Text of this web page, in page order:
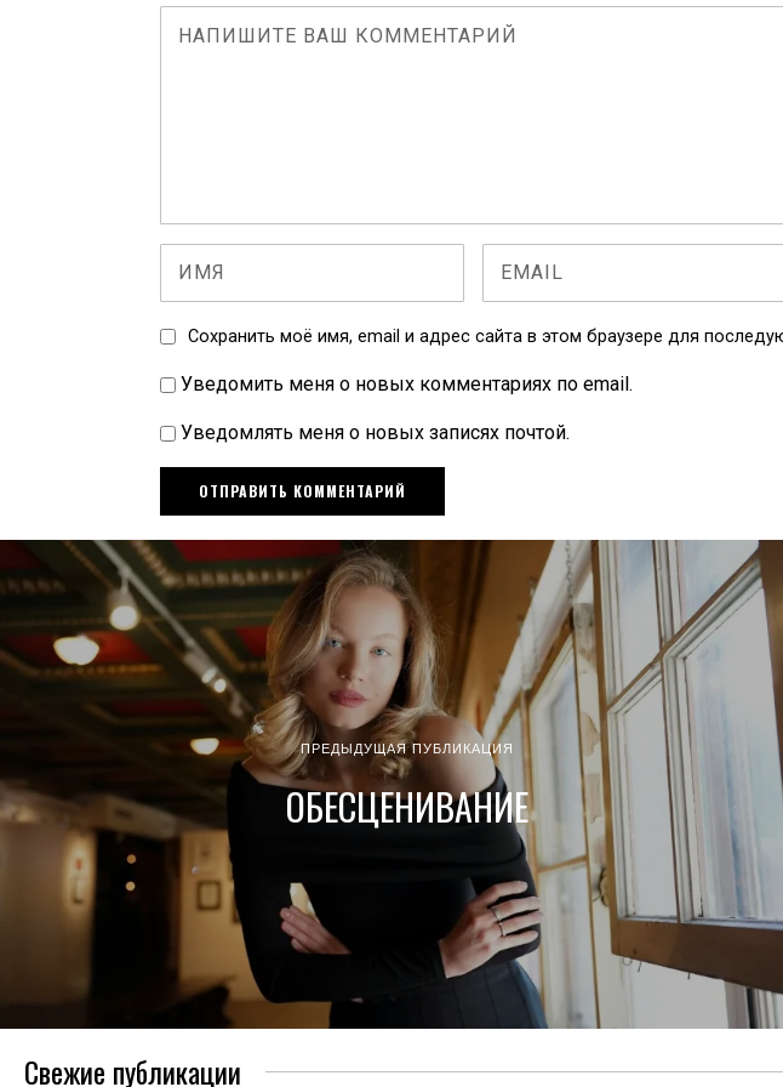
Сохранить моё имя, email и адрес сайта в этом браузере для
Уведомить меня о новых комментариях по email.
Уведомлять меня о новых записях почтой.
ПРЕДЫДУЩАЯ ПУБЛИКАЦИЯ
ОБЕСЦЕНИВАНИЕ
Свежие публикации